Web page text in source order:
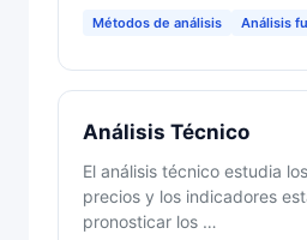
Métodos de análisis Análisis
Análisis Técnico
El análisis técnico estudia
precios y los indicadores
pronosticar los …